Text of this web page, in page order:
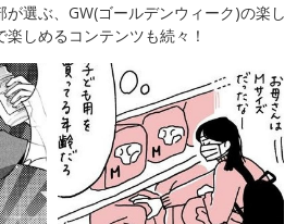
が選ぶ、GW(ゴールデンウィーク)の楽し
しめるコンテンツも続々！